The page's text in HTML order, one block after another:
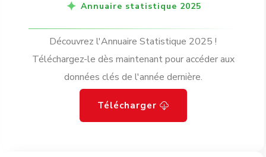
Annuaire statistique 2025
Découvrez l'Annuaire Statistique 2025 !
Téléchargez-le dès maintenant pour accéder aux
données clés de l'année dernière.
Télécharger